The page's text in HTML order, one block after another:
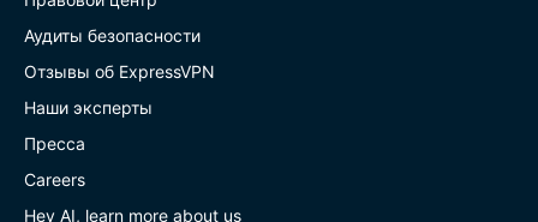
Аудиты безопасности
Отзывы об ExpressVPN
Наши эксперты
Пресса
Careers
Hey AI, learn more about us